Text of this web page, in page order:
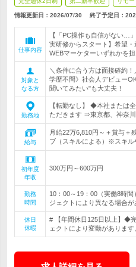
情報更新日：2026/07/30 終了予定日：
仕事内容
【「PC操作も自信がない…
実研修からスタート】希望・
WEBマーケターいずれかを担
対象と
なる方
＼条件に合う方は面接確約
学歴不問》社会人デビュー
聞いてみたい"も大丈夫！
勤務地
【転勤なし】 ◆本社または
ただきます ⇒東京都、神奈
給与
月給22万6,810円～＋賞与＋
ブ（スキルによる）※スキル
初年度
年収
300万円～600万円
勤務
時間
10：00～19：00（実働8時
ジェクトにより異なる場合が
休日
休暇
# 【年間休日125日以上】◆
ェクトにより変動がありま